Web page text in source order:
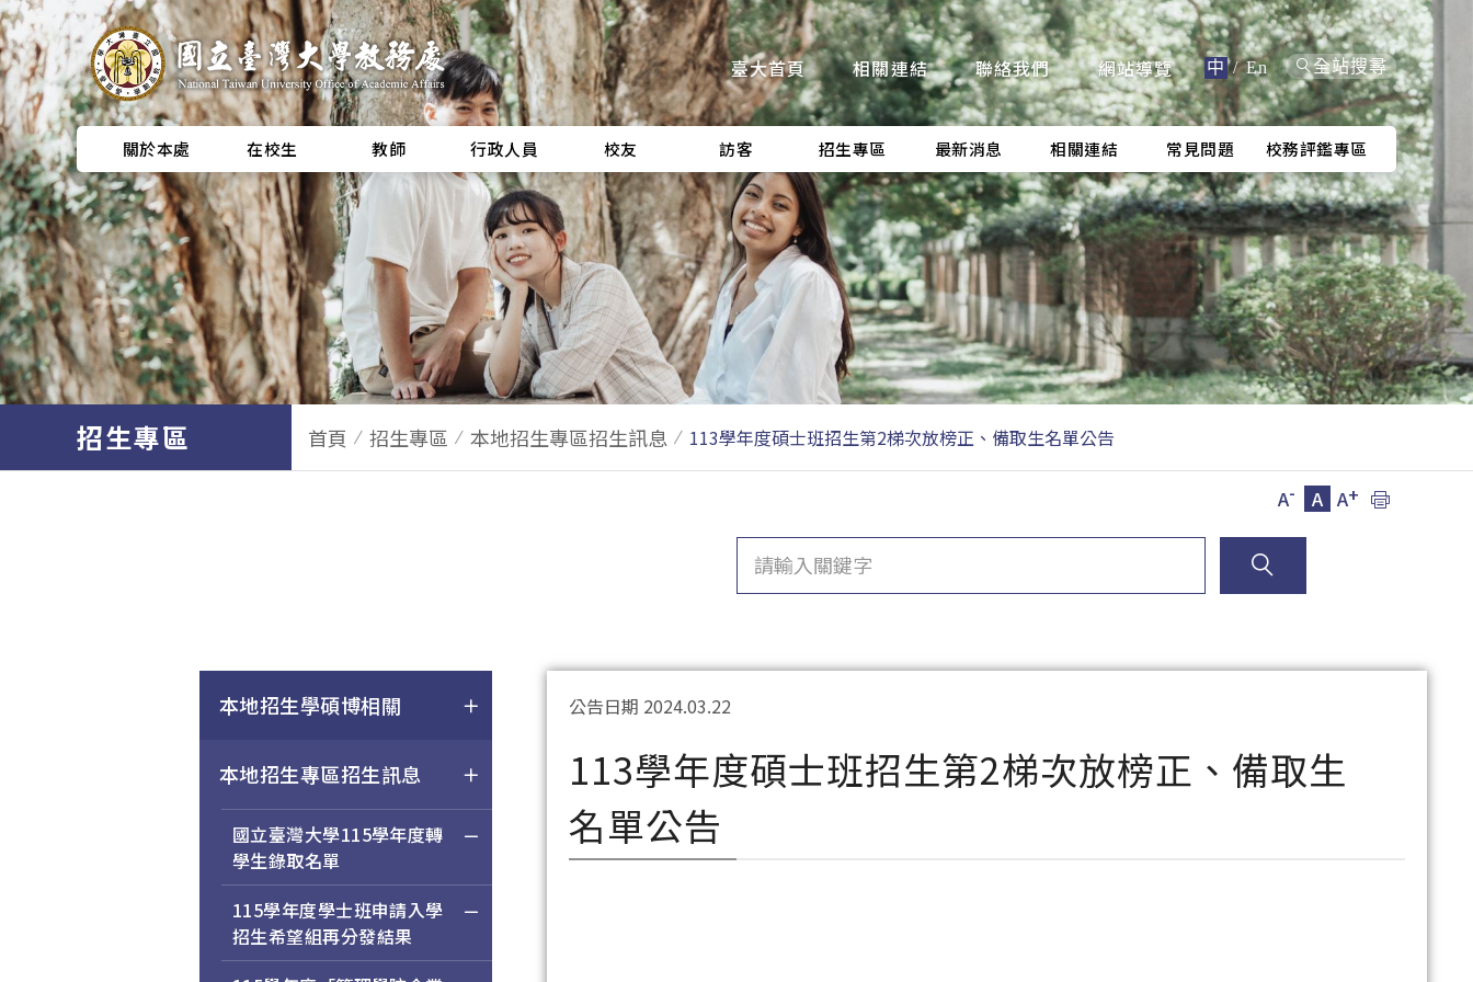
臺大首頁 相關連結 聯絡我們 網站導覽 中 / En 全站搜尋
關於本處 在校生 教師 行政人員 校友 訪客 招生專區 最新消息 相關連結 常見問題 校務評鑑專區
招生專區 首頁 招生專區 本地招生專區招生訊息 113學年度碩士班招生第2梯次放榜正、備取生名單公告
A- A A+
本地招生學碩博相關
本地招生專區招生訊息
國立臺灣大學115學年度轉
學生錄取名單
115學年度學士班申請入學
招生希望組再分發結果
公告日期 2024.03.22
113學年度碩士班招生第2梯次放榜正、備取生
名單公告